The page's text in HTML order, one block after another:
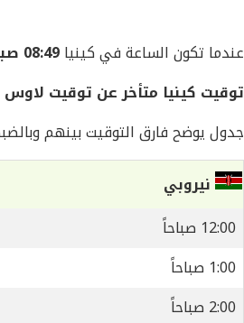
عندما تكون الساعة في كينيا08:49 صباحاً
توقيت كينيا متأخر عن توقيت لاوس
جدول يوضح فارق التوقيت بينهم
نيروبي
12:00 صباحاً
1:00 صباحاً
2:00 صباحاً